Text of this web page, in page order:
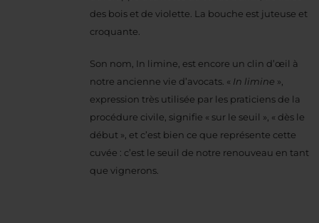
des bois et de violette. La bouche est juteuse et
croquante.
Son nom, In limine, est encore un clin d’œil à
notre ancienne vie d’avocats. « In limine »,
expression très utilisée par les praticiens de la
procédure civile, signifie « sur le seuil », « dès le
début », et c’est bien ce que représente cette
cuvée : c’est le seuil de notre renouveau en tant
que vignerons.